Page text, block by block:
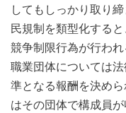
してもしっかり取り
民規制を類型化する
競争制限行為が行わ
職業団体については
準となる報酬を決め
はその団体で構成員